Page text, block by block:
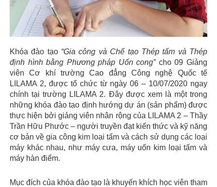
Khóa đào tạo “Gia công và Chế tạo Thép tấm và Thép
định hình bằng Phương pháp Uốn cong”cho 09 Giảng
viên Cơ khí trường Cao đẳng Công nghệ Quốc tế
LILAMA 2, được tổ chức từ ngày 06 – 10/07/2020 ngay
chính tại trường LILAMA 2. Đây được xem là một trong
những khóa đào tạo định hướng dự án (sản phẩm) được
thực hiện bởi giảng viên nhân rộng của LILAMA 2 – Thầy
Trần Hữu Phước – người truyền đạt kiến thức và kỹ năng
cơ bản về gia công kim loại tấm và cách sử dụng các loại
máy khác nhau, như máy cưa, máy uốn kim loại tấm và
máy hàn điểm.
Mục đích của khóa đào tạo là khuyến khích học viên tham